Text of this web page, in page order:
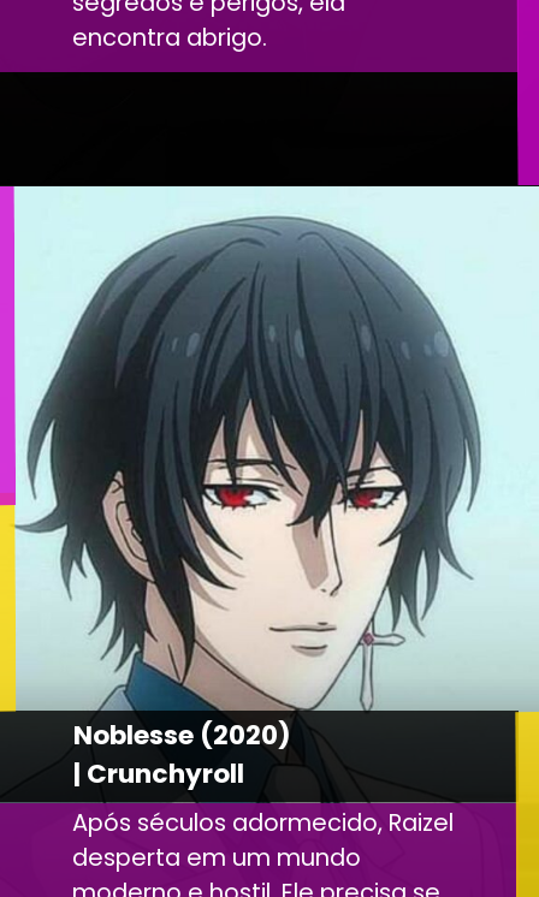
encontra abrigo.
Noblesse (2020)
| Crunchyroll
Após séculos adormecido, Raizel
desperta em um mundo